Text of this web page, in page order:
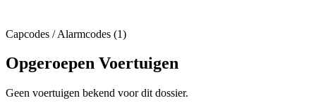
Capcodes / Alarmcodes (1)
Opgeroepen Voertuigen
Geen voertuigen bekend voor dit dossier.